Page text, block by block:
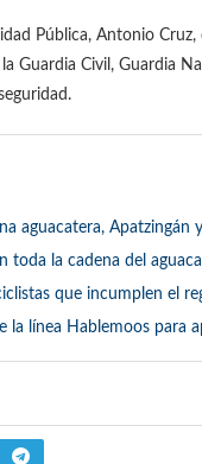
Pública, Antonio
Guardia Civil, Guardia
aguacatera, Apatzingán
la cadena del
que incumplen el
la línea Hablemoos para